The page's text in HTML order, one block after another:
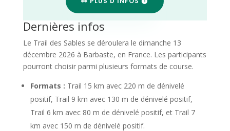
Dernières infos
Le Trail des Sables se déroulera le dimanche 13
décembre 2026 à Barbaste, en France. Les participants
pourront choisir parmi plusieurs formats de course.
Formats : Trail 15 km avec 220 m de dénivelé
positif, Trail 9 km avec 130 m de dénivelé positif,
Trail 6 km avec 80 m de dénivelé positif, et Trail 7
km avec 150 m de dénivelé positif.